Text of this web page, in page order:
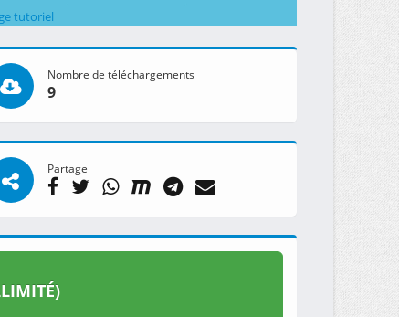
tutoriel
Nombre de téléchargements
9
Partage